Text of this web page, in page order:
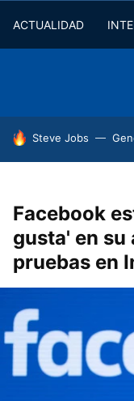
ACTUALIDAD
HOY SE HABLA DE
Steve Jobs
Facebook
gusta' en
pruebas en